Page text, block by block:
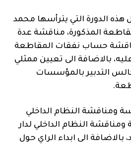
الدورة التي يترأسها محمد
المذكورة، مناقشة عدة
حساب نفقات المقاطعة
عليه، بالاضافة الى تعيين ممثلي
التدبير بالمؤسسات
ومناقشة النظام الداخلي
ومناقشة النظام الداخلي لدار
بالاضافة الى ابداء الراي حول